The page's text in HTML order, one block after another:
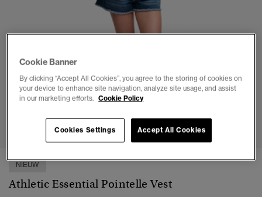
NIEUW
Athletic Essential Pointelle Vest
Cookie Banner
By clicking “Accept All Cookies”, you agree to the storing of cookies on
your device to enhance site navigation, analyze site usage, and assist
in our marketing efforts. Cookie Policy
Cookies Settings Accept All Cookies